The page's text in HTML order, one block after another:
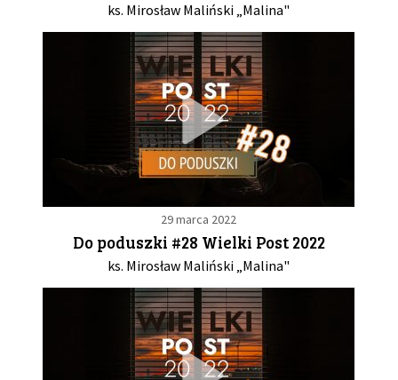
ks. Mirosław Maliński „Malina"
29 marca 2022
Do poduszki #28 Wielki Post 2022
ks. Mirosław Maliński „Malina"